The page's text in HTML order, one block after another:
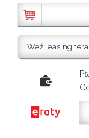
Weź leasing